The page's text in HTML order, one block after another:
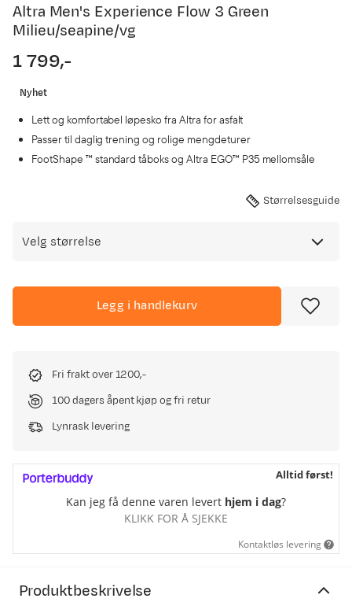
Altra Men's Experience Flow 3 Green
Milieu/seapine/vg
price
1 799,-
Nyhet
Lett og komfortabel løpesko fra Altra for asfalt
Passer til daglig trening og rolige mengdeturer
FootShape ™ standard tåboks og Altra EGO™ P35 mellomsåle
Størrelsesguide
Velg størrelse
Legg i handlekurv
Fri frakt over 1200,-
100 dagers åpent kjøp og fri retur
Lynrask levering
Alltid først!
Kan jeg få denne varen levert hjem i dag?
KLIKK FOR Å SJEKKE
Kontaktløs levering
Produktbeskrivelse